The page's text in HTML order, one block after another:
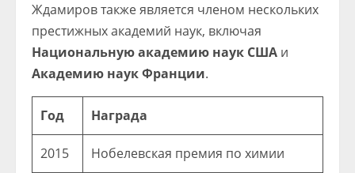
Ждамиров также является членом нескольких
престижных академий наук, включая
Национальную академию наук США и
Академию наук Франции.
Год Награда
2015 Нобелевская премия по химии